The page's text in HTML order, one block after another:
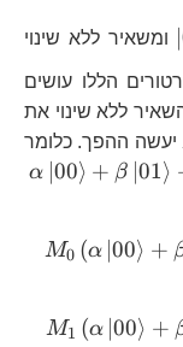
∣ ומשאיר ללא שינוי
הללו עושים
ללא שינוי את
יעשה ההפך. כלומר
α 00⟩ + β ∣01⟩
M0 (α ∣00⟩ +
M1 (α ∣00⟩ +